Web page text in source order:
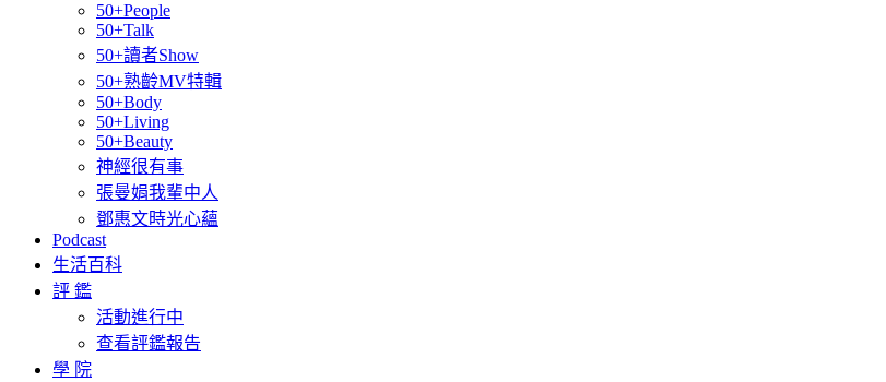
50+People
50+Talk
50+讀者Show
50+熟齡MV特輯
50+Body
50+Living
50+Beauty
神經很有事
張曼娟我輩中人
鄧惠文時光心蘊
Podcast
生活百科
評 鑑
活動進行中
查看評鑑報告
學 院